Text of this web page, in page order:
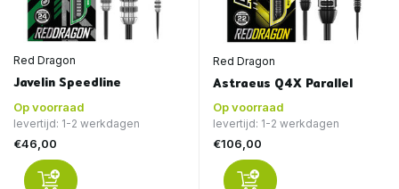
Red Dragon
Javelin Speedline
Op voorraad
levertijd: 1-2 werkdagen
€46,00
Red Dragon
Astraeus Q4X Parallel
Op voorraad
levertijd: 1-2 werkdagen
€106,00